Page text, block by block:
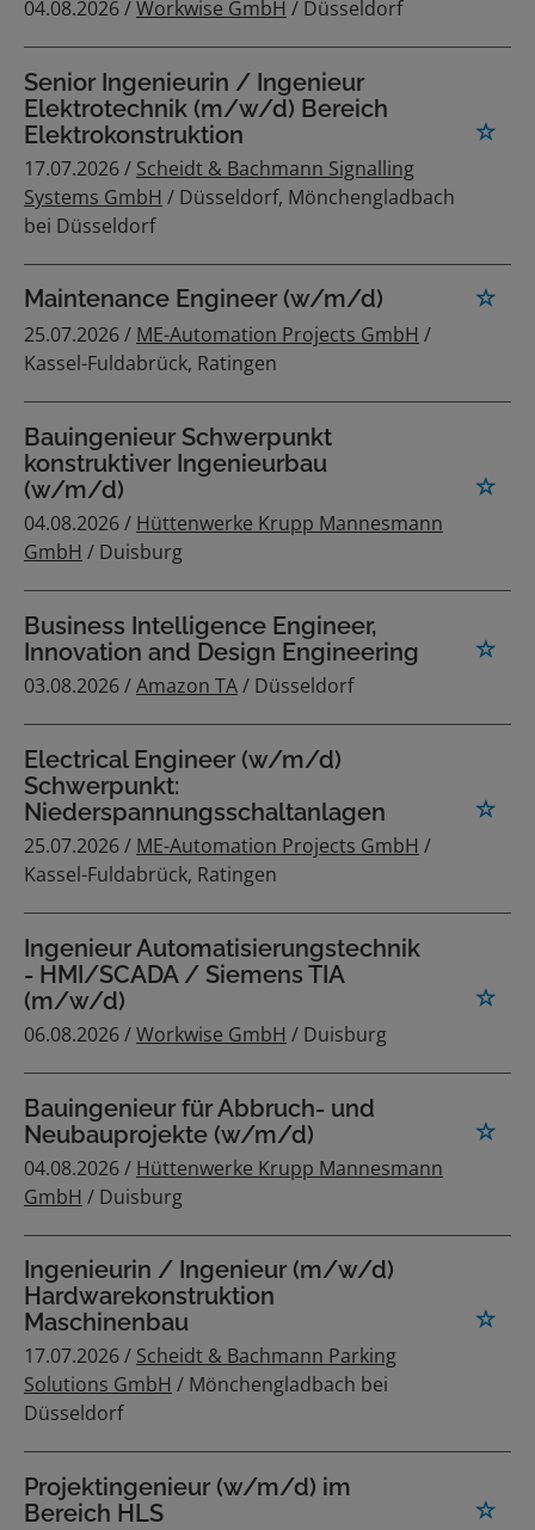
04.08.2026 /Workwise GmbH / Düsseldorf
Senior Ingenieurin / Ingenieur
Elektrotechnik (m/w/d) Bereich
Elektrokonstruktion
17.07.2026 / Scheidt & Bachmann Signalling
Systems GmbH / Düsseldorf, Mönchengladbach
bei Düsseldorf
Maintenance Engineer (w/m/d)
25.07.2026 / ME-Automation Projects GmbH /
Kassel-Fuldabrück, Ratingen
Bauingenieur Schwerpunkt
konstruktiver Ingenieurbau
(w/m/d)
04.08.2026 / Hüttenwerke Krupp Mannesmann
GmbH / Duisburg
Business Intelligence Engineer,
Innovation and Design Engineering
03.08.2026 /Amazon TA/ Düsseldorf
Electrical Engineer (w/m/d)
Schwerpunkt:
Niederspannungsschaltanlagen
25.07.2026 / ME-Automation Projects GmbH /
Kassel-Fuldabrück, Ratingen
Ingenieur Automatisierungstechnik
- HMI/SCADA / Siemens TIA
(m/w/d)
06.08.2026 /Workwise GmbH / Duisburg
Bauingenieur für Abbruch- und
Neubauprojekte (w/m/d)
04.08.2026 / Hüttenwerke Krupp Mannesmann
GmbH / Duisburg
Ingenieurin / Ingenieur (m/w/d)
Hardwarekonstruktion
Maschinenbau
17.07.2026 / Scheidt & Bachmann Parking
Solutions GmbH / Mönchengladbach bei
Düsseldorf
Projektingenieur (w/m/d) im
Bereich HLS